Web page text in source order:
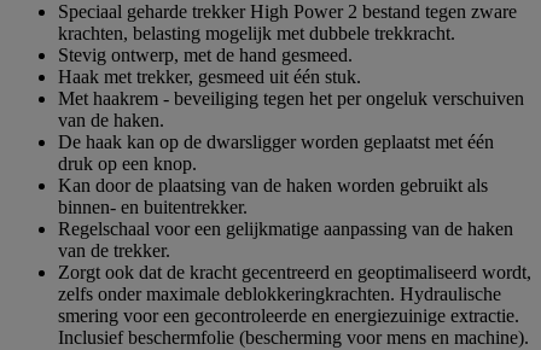
sterren.
Speciaal geharde trekker High Power 2 bestand tegen zware
krachten, belasting mogelijk met dubbele trekkracht.
Stevig ontwerp, met de hand gesmeed.
Haak met trekker, gesmeed uit één stuk.
Met haakrem - beveiliging tegen het per ongeluk verschuiven
van de haken.
De haak kan op de dwarsligger worden geplaatst met één
druk op een knop.
Kan door de plaatsing van de haken worden gebruikt als
binnen- en buitentrekker.
Regelschaal voor een gelijkmatige aanpassing van de haken
van de trekker.
Zorgt ook dat de kracht gecentreerd en geoptimaliseerd wordt,
zelfs onder maximale deblokkeringkrachten. Hydraulische
smering voor een gecontroleerde en energiezuinige extractie.
Inclusief beschermfolie (bescherming voor mens en machine).